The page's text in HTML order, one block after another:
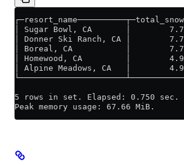
│ Sugar Bowl, CA       │
│ Donner Ski Ranch, CA │
│ Boreal, CA           │
│ Homewood, CA         │
│ Alpine Meadows, CA   │
5 rows in set. Elapsed: 0.750 sec.
Peak memory usage: 67.66 MiB.